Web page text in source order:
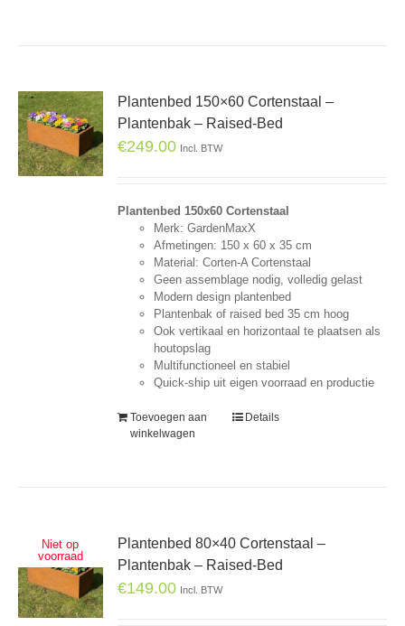
Plantenbed 150×60 Cortenstaal –
Plantenbak – Raised-Bed
€249.00 Incl. BTW
Plantenbed 150x60 Cortenstaal
Merk: GardenMaxX
Afmetingen: 150 x 60 x 35 cm
Material: Corten-A Cortenstaal
Geen assemblage nodig, volledig gelast
Modern design plantenbed
Plantenbak of raised bed 35 cm hoog
Ook vertikaal en horizontaal te plaatsen als
houtopslag
Multifunctioneel en stabiel
Quick-ship uit eigen voorraad en productie
Toevoegen aan
winkelwagen
Details
Niet op
voorraad
Plantenbed 80×40 Cortenstaal –
Plantenbak – Raised-Bed
€149.00 Incl. BTW